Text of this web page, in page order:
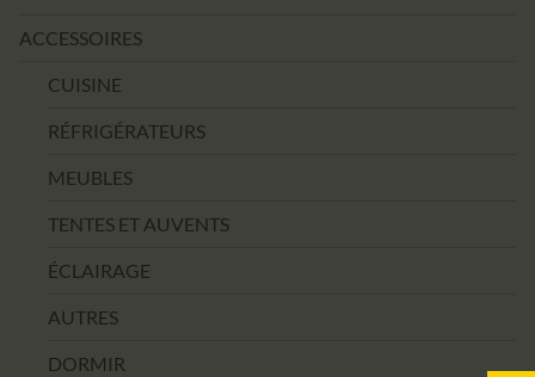
ACCESSOIRES
CUISINE
RÉFRIGÉRATEURS
MEUBLES
TENTES ET AUVENTS
ÉCLAIRAGE
AUTRES
DORMIR